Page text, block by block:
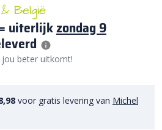
België
uiterlijkzondag 9
beter uitkomt!
voor gratis levering van Michel